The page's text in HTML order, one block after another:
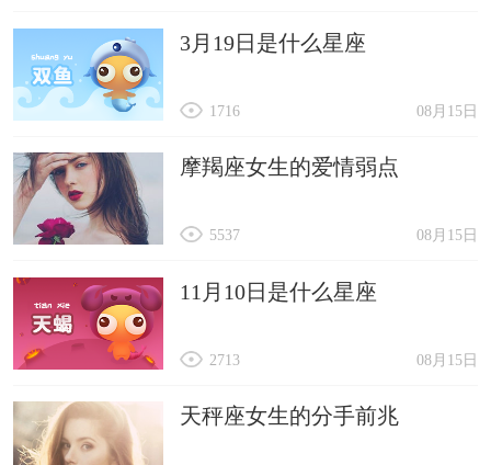
3月19日是什么星座
08月15日
1716
摩羯座女生的爱情弱点
08月15日
5537
11月10日是什么星座
08月15日
2713
天秤座女生的分手前兆